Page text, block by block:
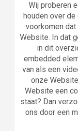
Wij proberen
houden over
voorkomen
Website. In dat
in dit
embedded
van als een
onze
Website een
staat? Dan
ons door een